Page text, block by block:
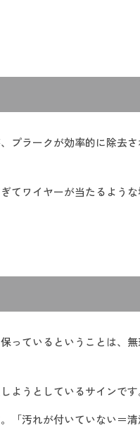
プラークが効率的に除去
てワイヤーが当たるよう
っているということは、
ようとしているサインです
「汚れが付いていない＝